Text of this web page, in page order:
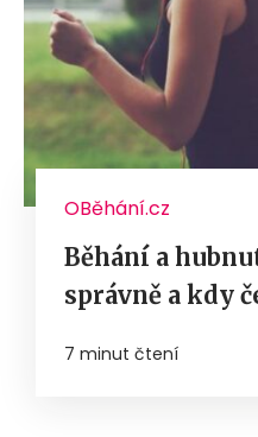
OBěhání.cz
Běhání a
správně a kdy
7 minut čtení